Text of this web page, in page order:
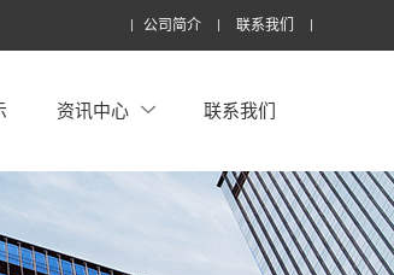
公司简介 联系我们
资讯中心 联系我们